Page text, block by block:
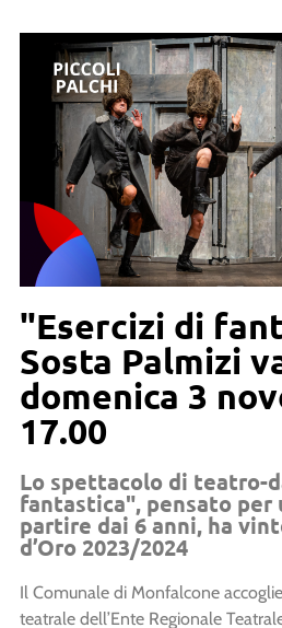
"Esercizi di
Sosta Palmizi
domenica 3
17.00
Lo spettacolo di teatro-
fantastica", pensato per
partire dai 6 anni, ha
d’Oro 2023/2024
Il Comunale di Monfalcone
teatrale dell’Ente Regionale